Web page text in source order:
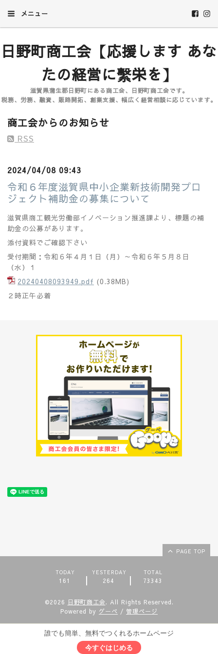
メニュー
日野町商工会【応援します あな
たの経営に繫栄を】
滋賀県蒲生郡日野町にある商工会、日野町商工会です。
税務、労務、融資、販路開拓、創業支援、幅広く経営相談に応じています。
商工会からのお知らせ
RSS
2024/04/08 09:43
令和６年度滋賀県中小企業新技術開発プロ
ジェクト補助金の募集について
滋賀県商工観光労働部イノベーション推進課より、標題の補
助金の公募があります。
添付資料でご確認下さい
受付期間：令和６年４月１日（月）～令和６年５月８日
（水）１
20240408093949.pdf (0.38MB)
２時正午必着
PAGE TOP
TODAY
161
YESTERDAY
264
TOTAL
73343
©2026 日野町商工会. All Rights Reserved.
Powered by グーペ / 管理ページ
誰でも簡単、無料でつくれるホームページ
今すぐはじめる